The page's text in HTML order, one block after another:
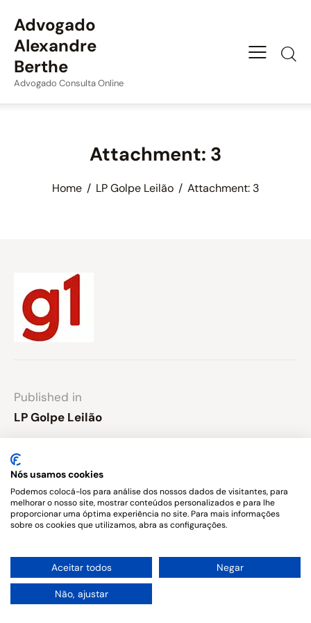
Advogado
Alexandre
Berthe
Advogado Consulta Online
Attachment: 3
Home LP Golpe Leilão Attachment: 3
Published in
LP Golpe Leilão
Leave a comment
Você precisa fazer ologinpara publicar um
comentário.
Copyright © 2026. All rights reserved.
Nós usamos cookies
Podemos colocá-los para análise dos nossos dados de visitantes, para
melhorar o nosso site, mostrar conteúdos personalizados e para lhe
proporcionar uma óptima experiência no site. Para mais informações
sobre os cookies que utilizamos, abra as configurações.
Aceitar todos Negar
Não, ajustar